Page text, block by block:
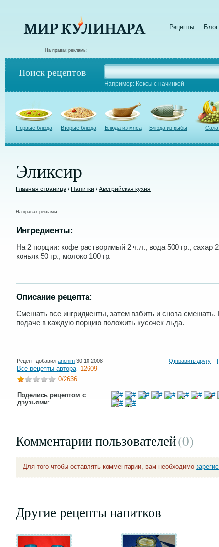
Рецепты Блог
На правах рекламы:
Поиск рецептов
Например: Кексы с начинкой
Первые блюда Вторые блюда Блюда из мяса Блюда из рыбы
Эликсир
Главная страница / Напитки /Австрийская кухня
На правах рекламы:
Ингредиенты:
На 2 порции: кофе растворимый 2 ч.л., вода 500 гр., сахар
коньяк 50 гр., молоко 100 гр.
Описание рецепта:
Смешать все ингридиенты, затем взбить и снова смешать.
подаче в каждую порцию положить кусочек льда.
Рецепт добавил anonim 30.10.2008 Отправить другу
Все рецепты автора 12609
0/2636
Поделись рецептом с
друзьями:
Комментарии пользователей(0)
Для того чтобы оставлять комментарии, вам необходимо
Другие рецепты напитков